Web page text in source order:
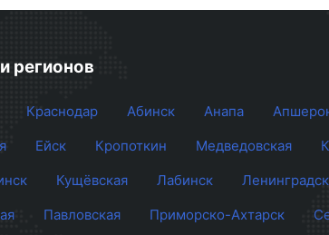
регионов
Краснодар Абинск Анапа
Ейск Кропоткин Медведовская
Кущёвская Лабинск
Павловская Приморско-Ахтарск